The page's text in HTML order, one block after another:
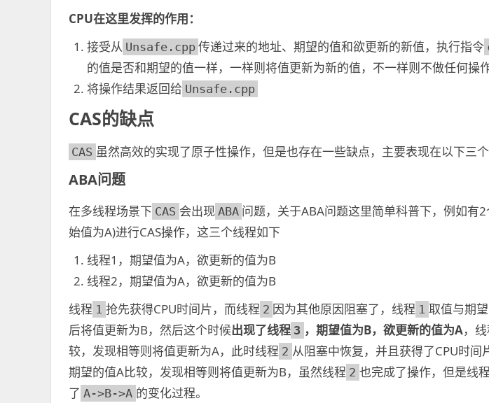
CPU在这里发挥的作用：
接受从 Unsafe.cpp 传递过来的地址、期望的值和欲更新的新值，执行指令
的值是否和期望的值一样，一样则将值更新为新的值，不一样则不做任何操
将操作结果返回给 Unsafe.cpp
CAS的缺点
CAS 虽然高效的实现了原子性操作，但是也存在一些缺点，主要表现在以下三个
ABA问题
在多线程场景下 CAS 会出现 ABA 问题，关于ABA问题这里简单科普下，例如有
始值为A)进行CAS操作，这三个线程如下
线程1，期望值为A，欲更新的值为B
线程2，期望值为A，欲更新的值为B
线程 1 抢先获得CPU时间片，而线程 2 因为其他原因阻塞了，线程 1 取值与期
后将值更新为B，然后这个时候出现了线程 3 ，期望值为B，欲更新的值为A，
较，发现相等则将值更新为A，此时线程 2 从阻塞中恢复，并且获得了CPU时间
期望的值A比较，发现相等则将值更新为B，虽然线程 2 也完成了操作，但是线程
了 A->B->A 的变化过程。